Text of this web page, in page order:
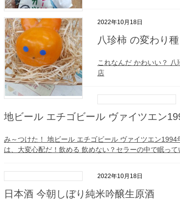
2022年10月18日
八珍柿 の変わり
これなんだ かわいい？
店
地ビール エチゴビール ヴァイツエン
み～つけた！ 地ビール エチゴビール ヴァイツエン
は、大変心配だ！飲める 飲めない？セラーの中で眠っ
2022年10月18日
日本酒 今朝しぼり純米吟醸生原酒